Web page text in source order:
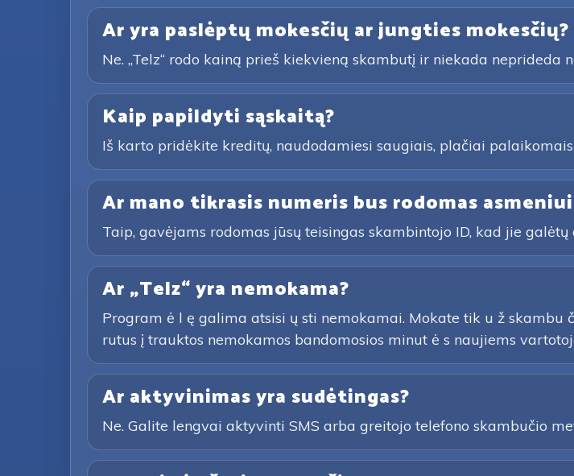
Ar yra paslėptų mokesčių ar jungties mokesčių?
Ne. „Telz“ rodo kainą prieš kiekvieną skambutį ir niekada neprideda
Kaip papildyti sąskaitą?
Iš karto pridėkite kreditų, naudodamiesi saugiais, plačiai
Ar mano tikrasis numeris bus rodomas
Taip, gavėjams rodomas jūsų teisingas skambintojo ID, kad jie
Ar „Telz“ yra nemokama?
Program ė l ę galima atsisi ų sti nemokamai. Mokate tik u ž
rutus į trauktos nemokamos bandomosios minut ė s naujiems
Ar aktyvinimas yra sudėtingas?
Ne. Galite lengvai aktyvinti SMS arba greitojo telefono skambučio